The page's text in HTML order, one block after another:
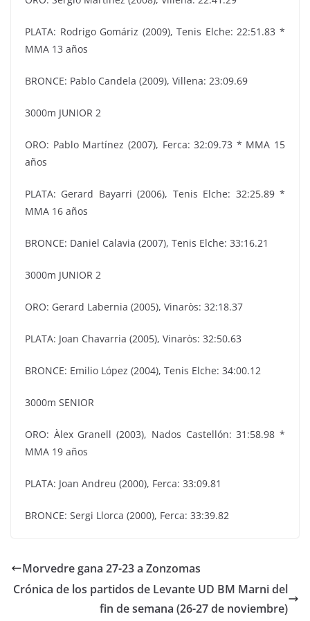
PLATA: Rodrigo Gomáriz (2009), Tenis Elche: 22:51.83 *
MMA 13 años
BRONCE: Pablo Candela (2009), Villena: 23:09.69
3000m JUNIOR 2
ORO: Pablo Martínez (2007), Ferca: 32:09.73 * MMA 15
años
PLATA: Gerard Bayarri (2006), Tenis Elche: 32:25.89 *
MMA 16 años
BRONCE: Daniel Calavia (2007), Tenis Elche: 33:16.21
3000m JUNIOR 2
ORO: Gerard Labernia (2005), Vinaròs: 32:18.37
PLATA: Joan Chavarria (2005), Vinaròs: 32:50.63
BRONCE: Emilio López (2004), Tenis Elche: 34:00.12
3000m SENIOR
ORO: Àlex Granell (2003), Nados Castellón: 31:58.98 *
MMA 19 años
PLATA: Joan Andreu (2000), Ferca: 33:09.81
BRONCE: Sergi Llorca (2000), Ferca: 33:39.82
Morvedre gana 27-23 a Zonzomas
Crónica de los partidos de Levante UD BM Marni del
fin de semana (26-27 de noviembre)